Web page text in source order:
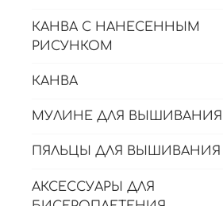
КАНВА С НАНЕСЕННЫМ
РИСУНКОМ
КАНВА
МУЛИНЕ ДЛЯ ВЫШИВАНИЯ
ПЯЛЬЦЫ ДЛЯ ВЫШИВАНИЯ
АКСЕССУАРЫ ДЛЯ